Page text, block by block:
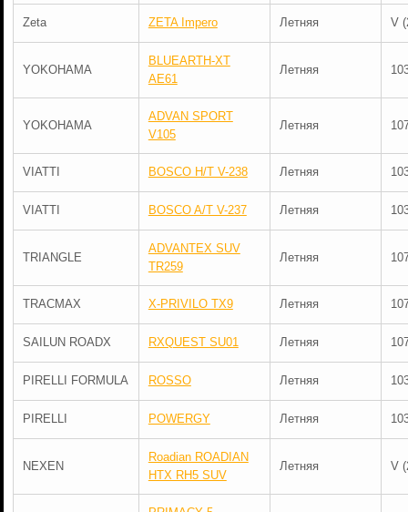
Zeta ZETA Impero Летняя V
YOKOHAMA
BLUEARTH-XT
AE61
Летняя
YOKOHAMA
ADVAN SPORT
V105
Летняя
VIATTI BOSCO H/T V-238 Летняя
VIATTI BOSCO A/T V-237 Летняя
TRIANGLE
ADVANTEX SUV
TR259
Летняя
TRACMAX X-PRIVILO TX9 Летняя
SAILUN ROADX RXQUEST SU01 Летняя
PIRELLI FORMULA ROSSO Летняя
PIRELLI POWERGY Летняя
NEXEN
Roadian ROADIAN
HTX RH5 SUV
Летняя V